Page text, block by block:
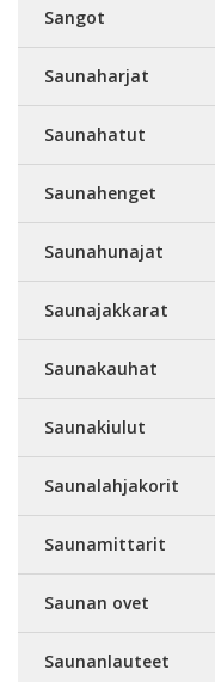
Sangot
Saunaharjat
Saunahatut
Saunahenget
Saunahunajat
Saunajakkarat
Saunakauhat
Saunakiulut
Saunalahjakorit
Saunamittarit
Saunan ovet
Saunanlauteet